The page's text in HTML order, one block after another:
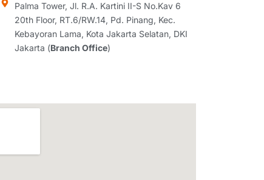
Palma Tower, Jl. R.A. Kartini II-S No.Kav 6
20th Floor, RT.6/RW.14, Pd. Pinang, Kec.
Kebayoran Lama, Kota Jakarta Selatan, DKI
Jakarta (Branch Office)